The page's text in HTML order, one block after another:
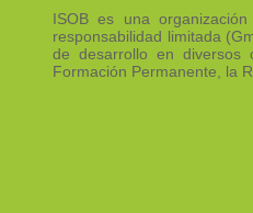
ISOB es una
responsabilidad limitada
de desarrollo en diversos
Formación Permanente, la